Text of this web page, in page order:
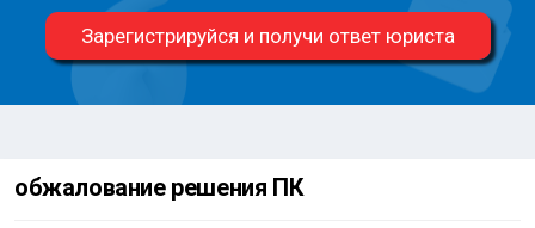
Зарегистрируйся и получи ответ юриста
обжалование решения ПК